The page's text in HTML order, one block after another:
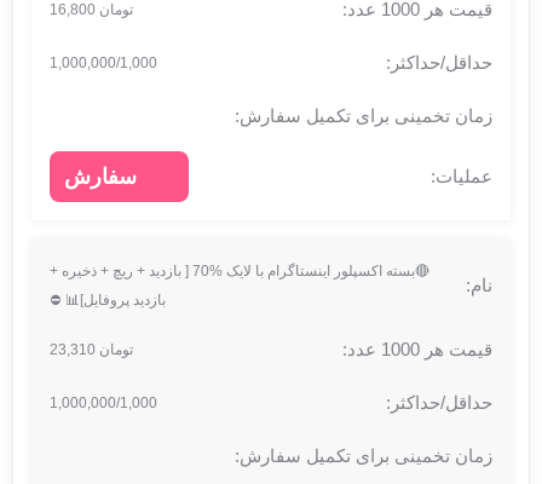
تومان 16,800
1,000,000/1,000
سفارش
🔴بسته اکسپلور اینستاگرام با لایک %70 [ بازدید + ریچ + ذخیره +
بازدید پروفایل]📊 ⛔
تومان 23,310
1,000,000/1,000